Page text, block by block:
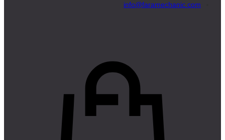
info@faramechanic.com